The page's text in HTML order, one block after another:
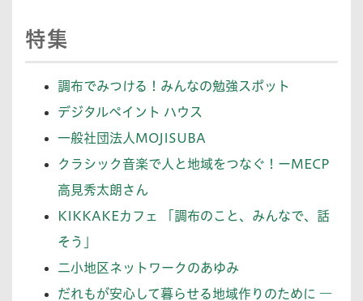
特集
調布でみつける！みんなの勉強スポット
デジタルペイント ハウス
一般社団法人MOJISUBA
クラシック音楽で人と地域をつなぐ！ーMECP
高見秀太朗さん
KIKKAKEカフェ 「調布のこと、みんなで、話
そう」
二小地区ネットワークのあゆみ
だれもが安心して暮らせる地域作りのために ―